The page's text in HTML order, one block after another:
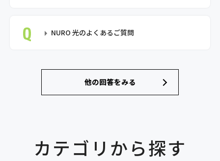
NURO 光のよくあるご質問
他の回答をみる
カテゴリから探す